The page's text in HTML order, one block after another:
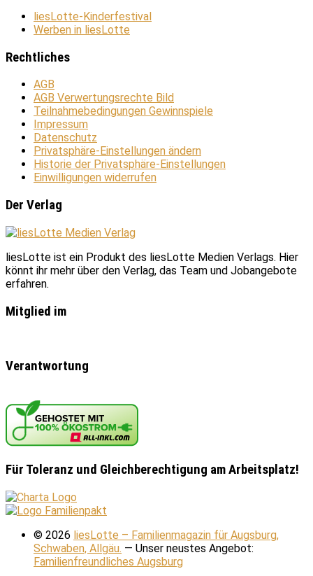
liesLotte-Kinderfestival
Werben in liesLotte
Rechtliches
AGB
AGB Verwertungsrechte Bild
Teilnahmebedingungen Gewinnspiele
Impressum
Datenschutz
Privatsphäre-Einstellungen ändern
Historie der Privatsphäre-Einstellungen
Einwilligungen widerrufen
Der Verlag
liesLotte ist ein Produkt des liesLotte Medien Verlags. Hier
könnt ihr mehr über den Verlag, das Team und Jobangebote
erfahren.
Mitglied im
Verantwortung
Für Toleranz und Gleichberechtigung am Arbeitsplatz!
© 2026 liesLotte – Familienmagazin für Augsburg,
Schwaben, Allgäu. — Unser neustes Angebot:
Familienfreundliches Augsburg